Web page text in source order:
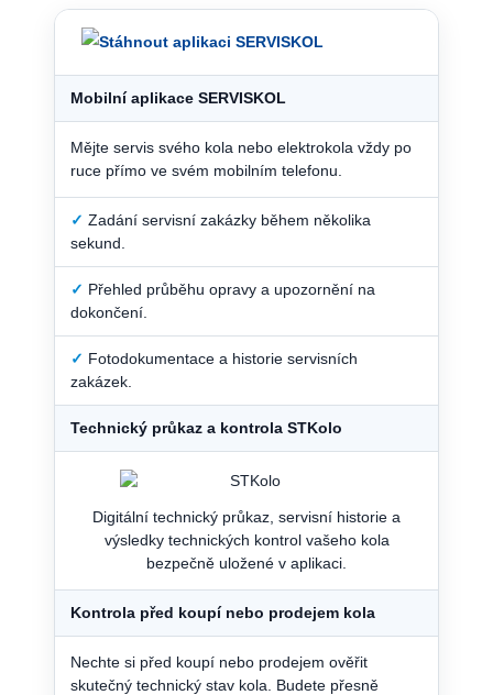
Mobilní aplikace SERVISKOL
Mějte servis svého kola nebo elektrokola vždy po
ruce přímo ve svém mobilním telefonu.
✓ Zadání servisní zakázky během několika
sekund.
✓ Přehled průběhu opravy a upozornění na
dokončení.
✓ Fotodokumentace a historie servisních
zakázek.
Technický průkaz a kontrola STKolo
Digitální technický průkaz, servisní historie a
výsledky technických kontrol vašeho kola
bezpečně uložené v aplikaci.
Kontrola před koupí nebo prodejem kola
Nechte si před koupí nebo prodejem ověřit
skutečný technický stav kola. Budete přesně